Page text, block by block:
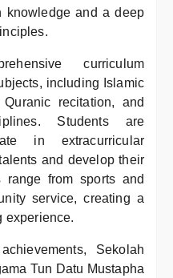
knowledge and a deep
curriculum
including Islamic
recitation, and
Students are
in extracurricular
and develop their
range from sports and
service, creating a
experience.
Sekolah
Tun Datu Mustapha